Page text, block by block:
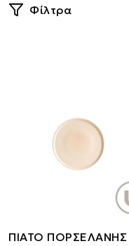
Φίλτρα
ΠΙΑΤΟ ΠΟΡΣΕΛΑΝΗΣ